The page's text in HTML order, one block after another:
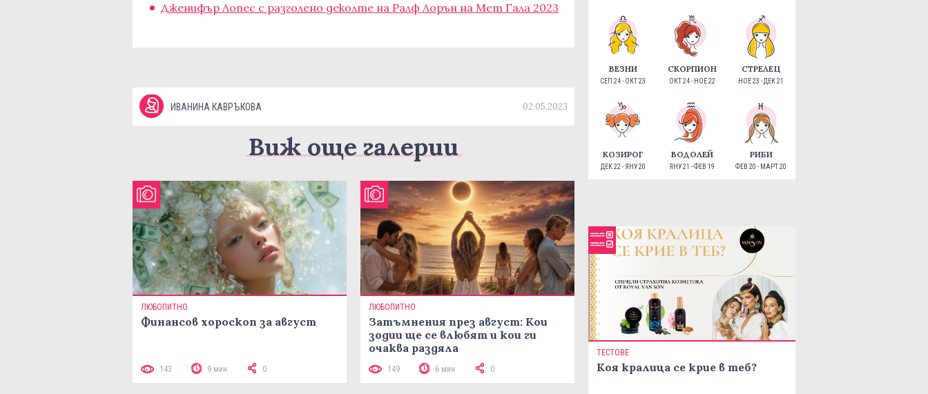
Дженифър Лопес с разголено деколте на Ралф Лорън на Мет Гала 2023
ИВАНИНА КАВРЪКОВА 02.05.2023
Виж още галерии
ЛЮБОПИТНО
Финансов хороскоп за август
143 9 мин 0
ЛЮБОПИТНО
Затъмнения през август: Кои
зодии ще се влюбят и кои ги
очаква раздяла
149 6 мин 0
ВЕЗНИ
СЕП 24 - ОКТ 23
СКОРПИОН
ОКТ 24 - НОЕ 22
СТРЕЛЕЦ
НОЕ 23 - ДЕК 21
КОЗИРОГ
ДЕК 22 - ЯНУ 20
ВОДОЛЕЙ
ЯНУ 21 - ФЕВ 19
РИБИ
ФЕВ 20 - МАРТ 20
ТЕСТОВЕ
Коя кралица се крие в теб?